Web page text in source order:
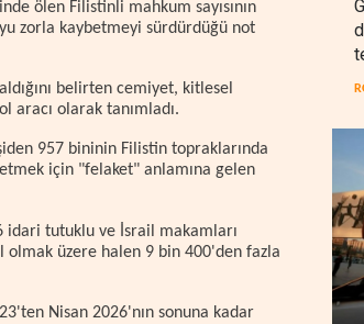
ölen Filistinli mahkum sayısının
zorla kaybetmeyi sürdürdüğü not
belirten cemiyet, kitlesel
aracı olarak tanımladı.
957 bininin Filistin topraklarında
için "felaket" anlamına gelen
idari tutuklu ve İsrail makamları
olmak üzere halen 9 bin 400'den fazla
Nisan 2026'nın sonuna kadar